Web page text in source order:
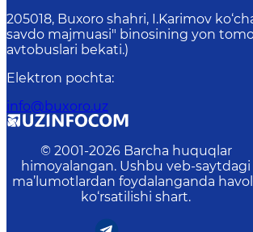
205018, Buхоrо shahri, I.Karimov
savdo majmuasi" binosining yon
avtobuslari bekati.)
Elektron pochta:
info@buxoro.uz
© 2001-2026 Barcha huquqlar
himoyalangan. Ushbu veb-saytdagi
ma’lumotlardan foydalanganda
ko‘rsatilishi shart.